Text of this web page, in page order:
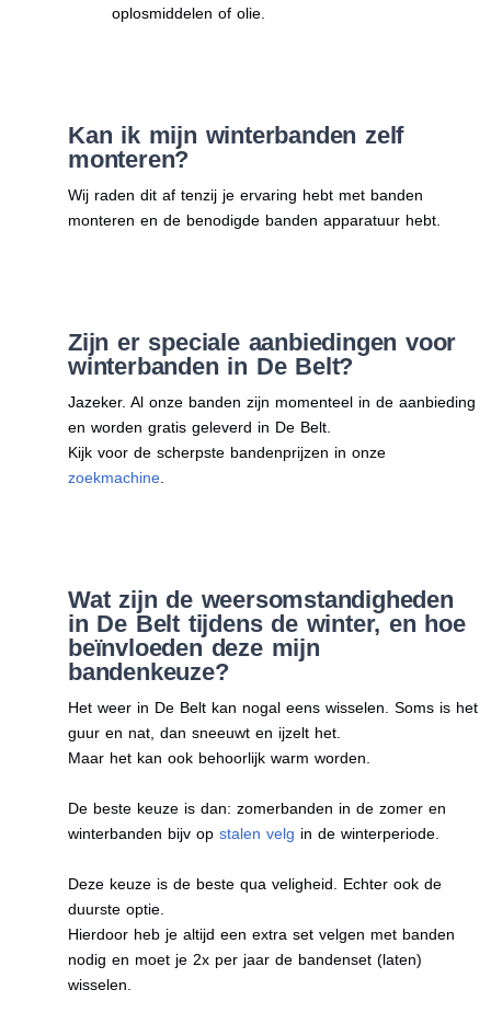
oplosmiddelen of olie.
Kan ik mijn winterbanden zelf
monteren?
Wij raden dit af tenzij je ervaring hebt met banden
monteren en de benodigde banden apparatuur hebt.
Zijn er speciale aanbiedingen voor
winterbanden in De Belt?
Jazeker. Al onze banden zijn momenteel in de aanbieding
en worden gratis geleverd in De Belt.
Kijk voor de scherpste bandenprijzen in onze
zoekmachine.
Wat zijn de weersomstandigheden
in De Belt tijdens de winter, en hoe
beïnvloeden deze mijn
bandenkeuze?
Het weer in De Belt kan nogal eens wisselen. Soms is het
guur en nat, dan sneeuwt en ijzelt het.
Maar het kan ook behoorlijk warm worden.
De beste keuze is dan: zomerbanden in de zomer en
winterbanden bijv op stalen velg in de winterperiode.
Deze keuze is de beste qua veligheid. Echter ook de
duurste optie.
Hierdoor heb je altijd een extra set velgen met banden
nodig en moet je 2x per jaar de bandenset (laten)
wisselen.